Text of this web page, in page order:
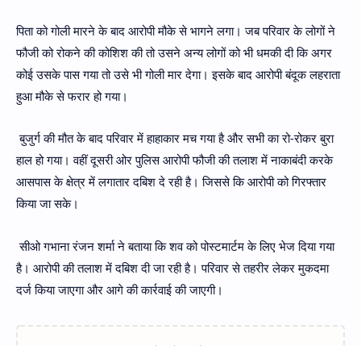
पिता को गोली मारने के बाद आरोपी मौके से भागने लगा। जब परिवार के लोगों ने
फौजी को रोकने की कोशिश की तो उसने अन्य लोगों को भी धमकी दी कि अगर
कोई उसके पास गया तो उसे भी गोली मार देगा। इसके बाद आरोपी बंदूक लहराता
हुआ मौके से फरार हो गया।
बुजुर्ग की मौत के बाद परिवार में हाहाकार मच गया है और सभी का रो-रोकर बुरा
हाल हो गया। वहीं दूसरी ओर पुलिस आरोपी फौजी की तलाश में नाकाबंदी करके
आसपास के क्षेत्र में लगातार दबिश दे रही है। जिससे कि आरोपी को गिरफ्तार
किया जा सके।
सीओ गभाना रंजन शर्मा ने बताया कि शव को पोस्टमार्टम के लिए भेज दिया गया
है। आरोपी की तलाश में दबिश दी जा रही है। परिवार से तहरीर लेकर मुकदमा
दर्ज किया जाएगा और आगे की कार्रवाई की जाएगी।